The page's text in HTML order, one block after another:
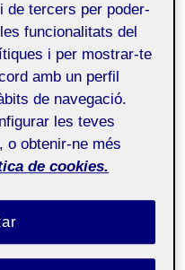
tres paraules:Amb
+ 100 paraules + 100
realitzada amb
escollides que
Partint d’aquests, es
cent paraules
de tercers per poder-
funcionalitats del
i per mostrar-te
amb un perfil
de navegació.
les teves
o obtenir-ne més
de cookies.